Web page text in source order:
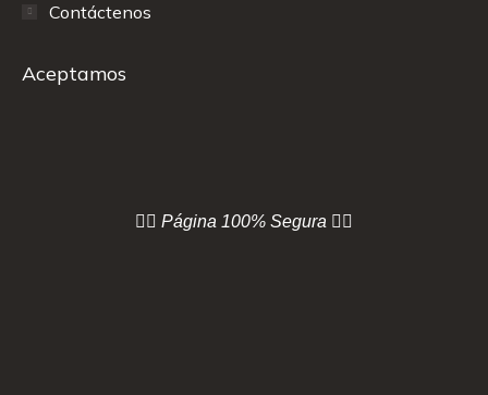
Contáctenos
Aceptamos
👇🏻 Página 100% Segura 👇🏻